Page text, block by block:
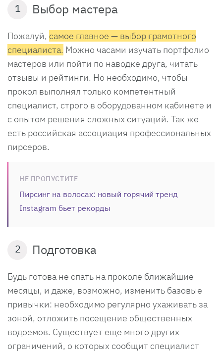
1 Выбор мастера
Пожалуй, самое главное — выбор грамотного
специалиста. Можно часами изучать портфолио
мастеров или пойти по наводке друга, читать
отзывы и рейтинги. Но необходимо, чтобы
прокол выполнял только компетентный
специалист, строго в оборудованном кабинете и
с опытом решения сложных ситуаций. Так же
есть российская ассоциация профессиональных
пирсеров.
НЕ ПРОПУСТИТЕ
Пирсинг на волосах: новый горячий тренд
Instagram бьет рекорды
2 Подготовка
Будь готова не спать на проколе ближайшие
месяцы, и даже, возможно, изменить базовые
привычки: необходимо регулярно ухаживать за
зоной, отложить посещение общественных
водоемов. Существует еще много других
ограничений, о которых сообщит специалист